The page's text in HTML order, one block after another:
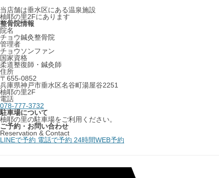
当店舗は垂水区にある温泉施設
柚耶の里2Fにあります
整骨院情報
院名
チョウ鍼灸整骨院
管理者
チョウソンファン
国家資格
柔道整復師・鍼灸師
住所
〒655-0852
兵庫県神戸市垂水区名谷町湯屋谷2251
柚耶の里2F
電話
078-777-3732
駐車場について
柚耶の里の駐車場をご利用ください。
ご予約・お問い合わせ
Reservation & Contact
LINEで予約 電話で予約 24時間WEB予約